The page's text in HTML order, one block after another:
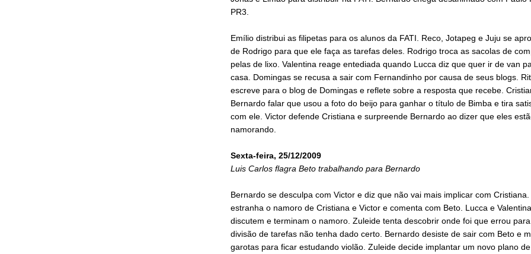
PR3.
Emílio distribui as filipetas para os alunos da FATI. Reco, Jotapeg e Juju se
de Rodrigo para que ele faça as tarefas deles. Rodrigo troca as sacolas de
pelas de lixo. Valentina reage entediada quando Lucca diz que quer ir de van
casa. Domingas se recusa a sair com Fernandinho por causa de seus blogs.
escreve para o blog de Domingas e reflete sobre a resposta que recebe.
Bernardo falar que usou a foto do beijo para ganhar o título de Bimba e tira
com ele. Victor defende Cristiana e surpreende Bernardo ao dizer que eles
namorando.
Sexta-feira, 25/12/2009
Luis Carlos flagra Beto trabalhando para Bernardo
Bernardo se desculpa com Victor e diz que não vai mais implicar com
estranha o namoro de Cristiana e Victor e comenta com Beto. Lucca e Valentina
discutem e terminam o namoro. Zuleide tenta descobrir onde foi que errou
divisão de tarefas não tenha dado certo. Bernardo desiste de sair com Beto e
garotas para ficar estudando violão. Zuleide decide implantar um novo plano